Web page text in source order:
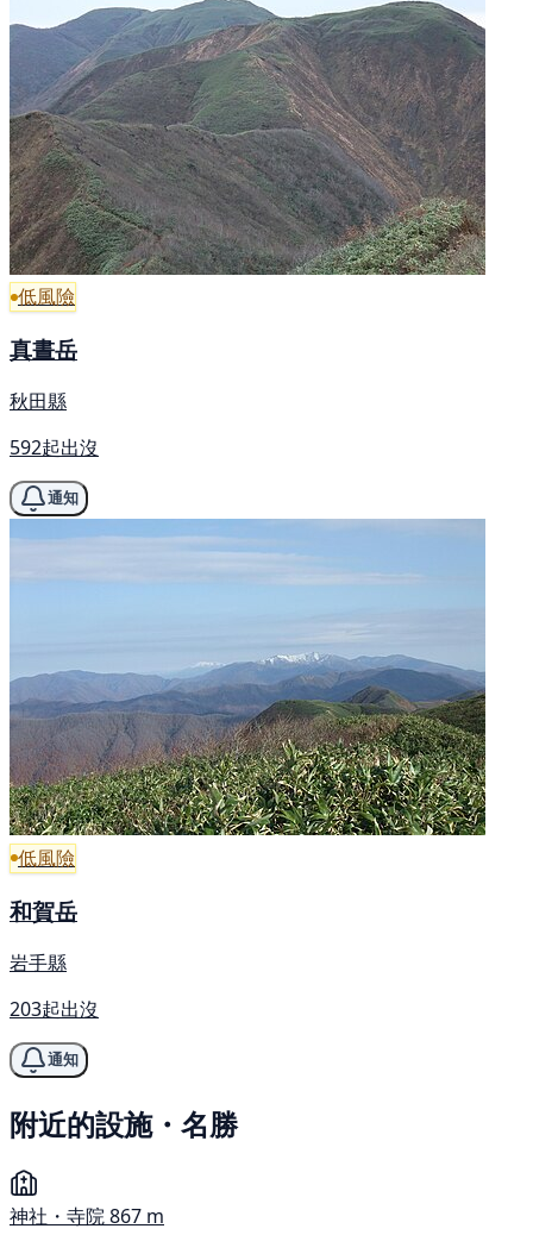
低風險
真晝岳
秋田縣
592起出沒
通知
低風險
和賀岳
岩手縣
203起出沒
通知
附近的設施・名勝
神社・寺院867 m